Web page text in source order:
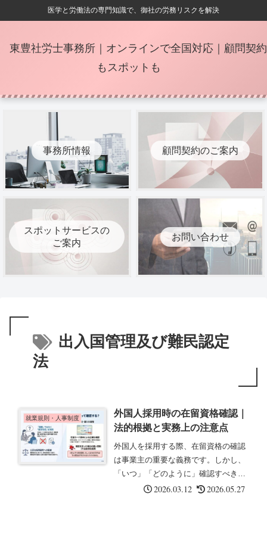
医学と労働法の専門知識で、御社の労務リスクを解決
東豊社労士事務所｜オンラインで全国対応｜顧問契約
もスポットも
事務所情報 顧問契約のご案内
スポットサービスの
ご案内
お問い合わせ
出入国管理及び難民認定
法
就業規則・人事制度
外国人採用時の在留資格確認｜
法的根拠と実務上の注意点
外国人を採用する際、在留資格の確認
は事業主の重要な義務です。しかし、
「いつ」「どのように」確認すべきか
については、法令や行政資料の間で表
2026.03.12 2026.05.27